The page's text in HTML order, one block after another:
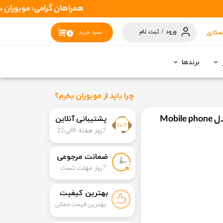
برندها
۰ سبد خرید ورود / ثبت نام
خروج از حساب
کاربری
همراهان گرامی: موبوران سفارشات شما را در اسرع وقت ( 1 تا 2 روز کاری )
فن خنک کننده رادیاتوری گوشی موبایل مدل Mobile phone ​​پشتیبانی آنلاین
7روز هفته 9الی22
چرا باید از موبوران بخرم؟
​ضمانت مرجوعی
​7روز مهلت تست
بهترین کیفیت
بهترین قیمت ممکن